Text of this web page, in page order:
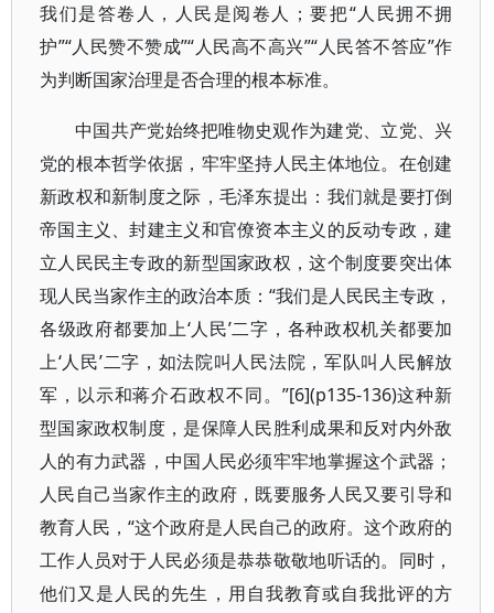
我们是答卷人，人民是阅卷人；要把“人民拥不拥
护”“人民赞不赞成”“人民高不高兴”“人民答不答应”作
为判断国家治理是否合理的根本标准。
中国共产党始终把唯物史观作为建党、立党、兴
党的根本哲学依据，牢牢坚持人民主体地位。在创建
新政权和新制度之际，毛泽东提出：我们就是要打倒
帝国主义、封建主义和官僚资本主义的反动专政，建
立人民民主专政的新型国家政权，这个制度要突出体
现人民当家作主的政治本质：“我们是人民民主专政，
各级政府都要加上‘人民’二字，各种政权机关都要加
上‘人民’二字，如法院叫人民法院，军队叫人民解放
军，以示和蒋介石政权不同。”[6](p135-136)这种新
型国家政权制度，是保障人民胜利成果和反对内外敌
人的有力武器，中国人民必须牢牢地掌握这个武器；
人民自己当家作主的政府，既要服务人民又要引导和
教育人民，“这个政府是人民自己的政府。这个政府的
工作人员对于人民必须是恭恭敬敬地听话的。同时，
他们又是人民的先生，用自我教育或自我批评的方